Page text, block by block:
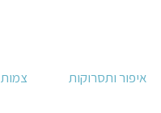
איפור ותסרוקות צמות